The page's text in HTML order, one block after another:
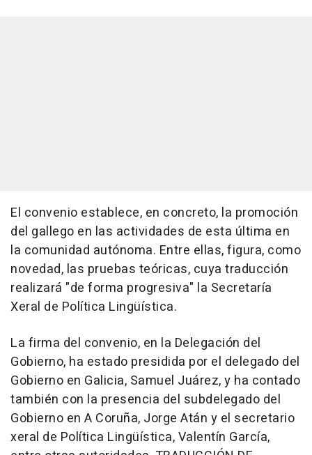
El convenio establece, en concreto, la promoción
del gallego en las actividades de esta última en
la comunidad autónoma. Entre ellas, figura, como
novedad, las pruebas teóricas, cuya traducción
realizará "de forma progresiva" la Secretaría
Xeral de Política Lingüística.
La firma del convenio, en la Delegación del
Gobierno, ha estado presidida por el delegado del
Gobierno en Galicia, Samuel Juárez, y ha contado
también con la presencia del subdelegado del
Gobierno en A Coruña, Jorge Atán y el secretario
xeral de Política Lingüística, Valentín García,